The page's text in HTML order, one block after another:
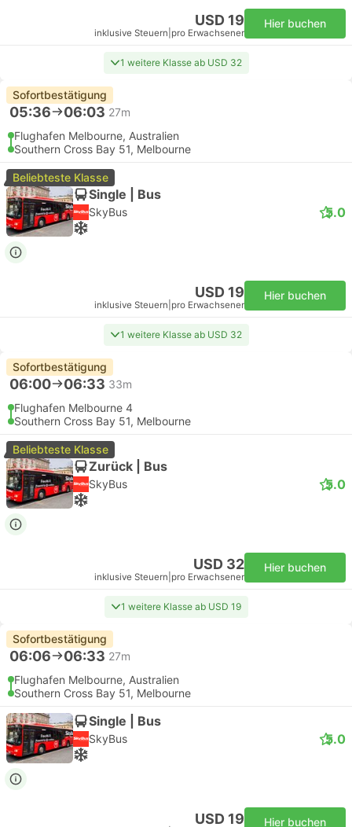
USD 19
inklusive Steuern pro Erwachsener
Hier buchen
1 weitere Klasse ab USD 32
Sofortbestätigung
05:36 06:03 27m
Flughafen Melbourne, Australien
Southern Cross Bay 51, Melbourne
Beliebteste Klasse
Single | Bus
SkyBus 5.0
USD 19
inklusive Steuern pro Erwachsener
Hier buchen
1 weitere Klasse ab USD 32
Sofortbestätigung
06:00 06:33 33m
Flughafen Melbourne 4
Southern Cross Bay 51, Melbourne
Beliebteste Klasse
Zurück | Bus
SkyBus 5.0
USD 32
inklusive Steuern pro Erwachsener
Hier buchen
1 weitere Klasse ab USD 19
Sofortbestätigung
06:06 06:33 27m
Flughafen Melbourne, Australien
Southern Cross Bay 51, Melbourne
Single | Bus
SkyBus 5.0
USD 19 Hier buchen